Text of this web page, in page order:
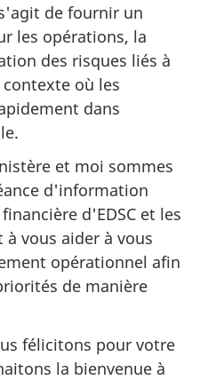
de fournir un
les opérations, la
des risques liés à
où les
dans
et moi sommes
d'information
d'EDSC et les
vous aider à vous
opérationnel afin
de manière
félicitons pour votre
la bienvenue à